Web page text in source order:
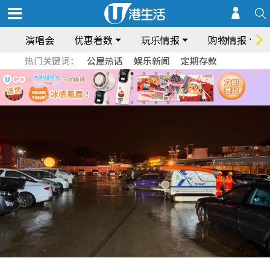
演唱会 优惠着数 玩乐情报 购物情报
热门关键词： 公屋热话 娱乐新闻 定期存款